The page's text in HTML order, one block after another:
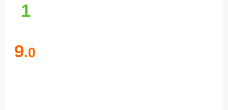
1
9.0